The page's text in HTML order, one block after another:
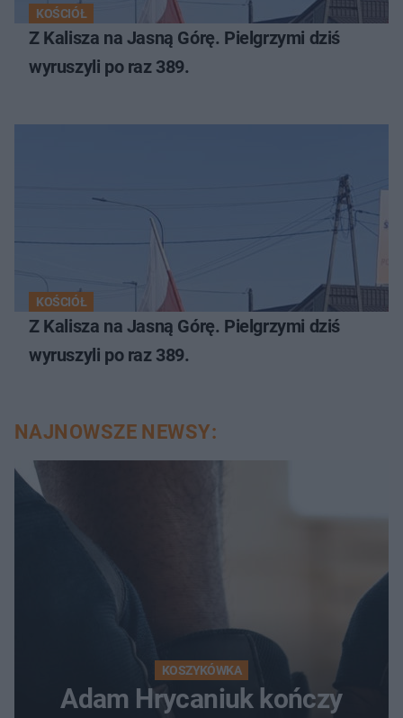
KOŚCIÓŁ
Z Kalisza na Jasną Górę. Pielgrzymi dziś
wyruszyli po raz 389.
KOŚCIÓŁ
Z Kalisza na Jasną Górę. Pielgrzymi dziś
wyruszyli po raz 389.
NAJNOWSZE NEWSY:
KOSZYKÓWKA
Adam Hrycaniuk kończy